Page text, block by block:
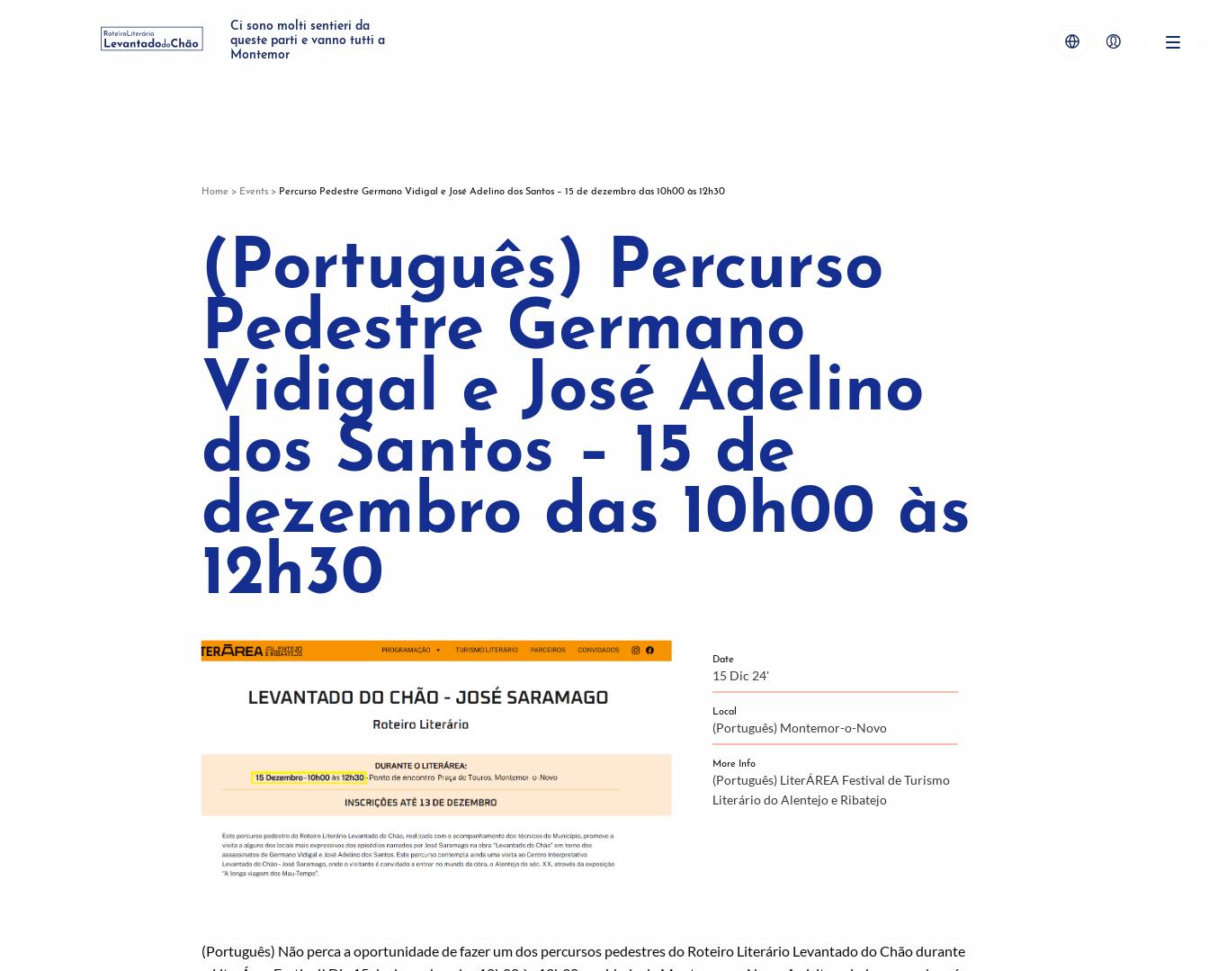
Ci sono molti sentieri da
queste parti e vanno tutti a
Montemor
Home > Events > Percurso Pedestre Germano Vidigal e José Adelino dos Santos – 15 de dezembro das 10h00 às 12h30
(Português) Percurso
Pedestre Germano
Vidigal e José Adelino
dos Santos – 15 de
dezembro das 10h00 às
12h30
Date
15 Dic 24'
Local
(Português) Montemor-o-Novo
More Info
(Português) LiterÁREA Festival de Turismo
Literário do Alentejo e Ribatejo
(Português) Não perca a oportunidade de fazer um dos percursos pedestres do Roteiro Literário Levantado do Chão durante